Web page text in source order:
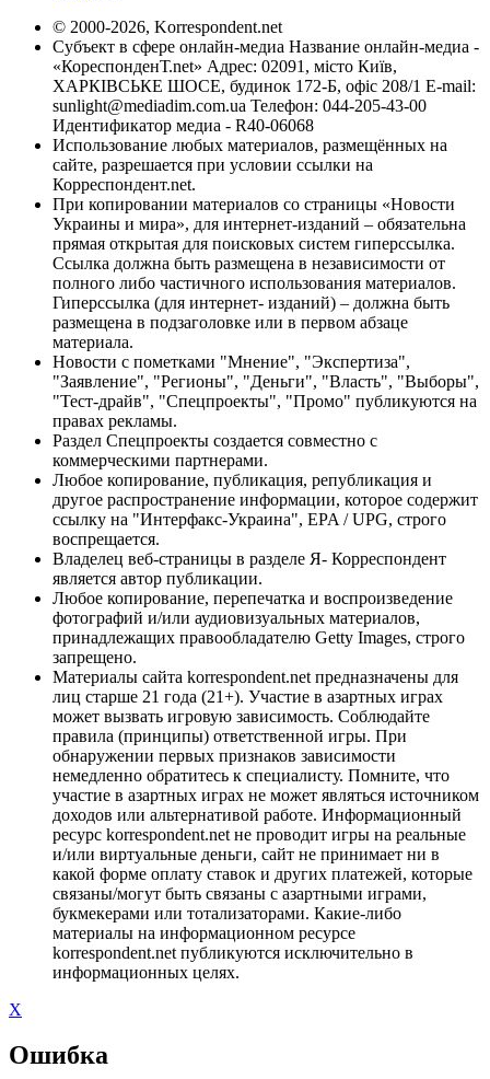
© 2000-2026, Korrespondent.net
Субъект в сфере онлайн-медиа Название онлайн-медиа -
«КореспонденТ.net» Адрес: 02091, місто Київ,
ХАРКІВСЬКЕ ШОСЕ, будинок 172-Б, офіс 208/1 E-mail:
sunlight@mediadim.com.ua Телефон: 044-205-43-00
Идентификатор медиа - R40-06068
Использование любых материалов, размещённых на
сайте, разрешается при условии ссылки на
Корреспондент.net.
При копировании материалов со страницы «Новости
Украины и мира», для интернет-изданий – обязательна
прямая открытая для поисковых систем гиперссылка.
Ссылка должна быть размещена в независимости от
полного либо частичного использования материалов.
Гиперссылка (для интернет- изданий) – должна быть
размещена в подзаголовке или в первом абзаце
материала.
Новости с пометками "Мнение", "Экспертиза",
"Заявление", "Регионы", "Деньги", "Власть", "Выборы",
"Тест-драйв", "Спецпроекты", "Промо" публикуются на
правах рекламы.
Раздел Спецпроекты создается совместно с
коммерческими партнерами.
Любое копирование, публикация, републикация и
другое распространение информации, которое содержит
ссылку на "Интерфакс-Украина", EPA / UPG, строго
воспрещается.
Владелец веб-страницы в разделе Я- Корреспондент
является автор публикации.
Любое копирование, перепечатка и воспроизведение
фотографий и/или аудиовизуальных материалов,
принадлежащих правообладателю Getty Images, строго
запрещено.
Материалы сайта korrespondent.net предназначены для
лиц старше 21 года (21+). Участие в азартных играх
может вызвать игровую зависимость. Соблюдайте
правила (принципы) ответственной игры. При
обнаружении первых признаков зависимости
немедленно обратитесь к специалисту. Помните, что
участие в азартных играх не может являться источником
доходов или альтернативой работе. Информационный
ресурс korrespondent.net не проводит игры на реальные
и/или виртуальные деньги, сайт не принимает ни в
какой форме оплату ставок и других платежей, которые
связаны/могут быть связаны с азартными играми,
букмекерами или тотализаторами. Какие-либо
материалы на информационном ресурсе
korrespondent.net публикуются исключительно в
информационных целях.
X
Ошибка